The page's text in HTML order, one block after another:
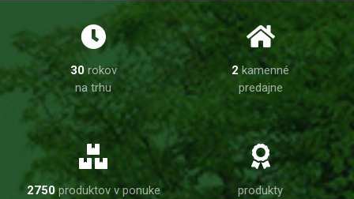
30rokov
na trhu
2 kamenné
predajne
2750produktov v ponuke
produkty